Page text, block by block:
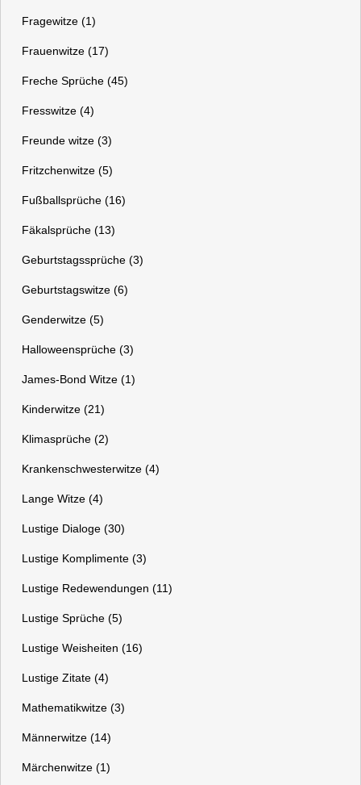
Fragewitze (1)
Frauenwitze (17)
Freche Sprüche (45)
Fresswitze (4)
Freunde witze (3)
Fritzchenwitze (5)
Fußballsprüche (16)
Fäkalsprüche (13)
Geburtstagssprüche (3)
Geburtstagswitze (6)
Genderwitze (5)
Halloweensprüche (3)
James-Bond Witze (1)
Kinderwitze (21)
Klimasprüche (2)
Krankenschwesterwitze (4)
Lange Witze (4)
Lustige Dialoge (30)
Lustige Komplimente (3)
Lustige Redewendungen (11)
Lustige Sprüche (5)
Lustige Weisheiten (16)
Lustige Zitate (4)
Mathematikwitze (3)
Männerwitze (14)
Märchenwitze (1)